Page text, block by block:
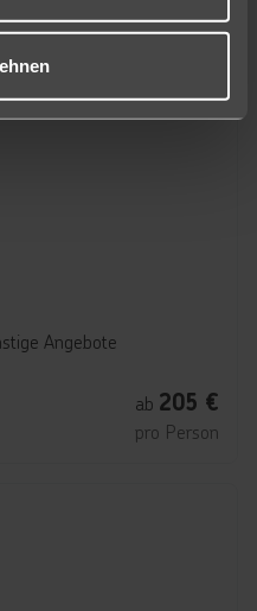
Angebote
ab 205 €
pro Person